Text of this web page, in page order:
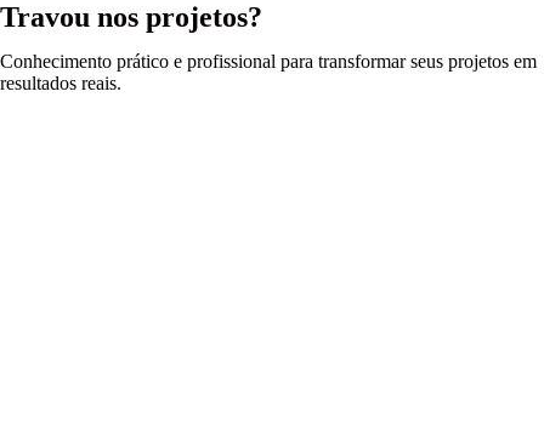
Travou nos projetos?
Conhecimento prático e profissional para transformar seus projetos em
resultados reais.